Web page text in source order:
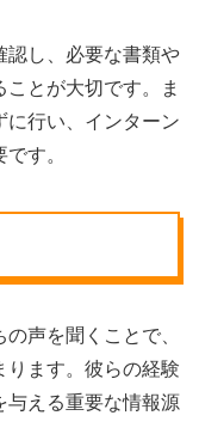
認し、必要な書類や
とが大切です。ま
に行い、インターン
す。
声を聞くことで、
ります。彼らの経験
与える重要な情報源